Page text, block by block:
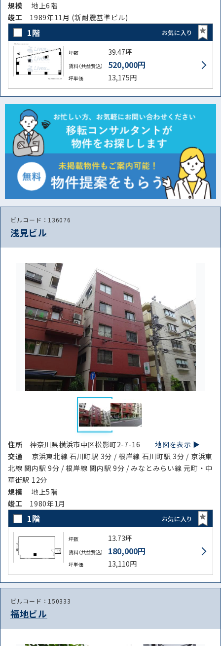
規模
地上6階
竣⼯ 1989年11月 (新耐震基準ビル)
1階 お気に入り
坪数 39.47坪
賃料（共益費込） 520,000円
坪単価 13,175円
ビルコード：136076
浅見ビル
住所神奈川県横浜市中区松影町2-7-16地図を表示 ▶︎
交通
京浜東北線 石川町駅 3分 / 根岸線 石川町駅 3分 / 京浜東
北線 関内駅 9分 / 根岸線 関内駅 9分 / みなとみらい線 元町・中
華街駅 12分
規模
地上5階
竣⼯ 1980年1月
1階 お気に入り
坪数 13.73坪
賃料（共益費込） 180,000円
坪単価 13,110円
ビルコード：150333
福地ビル